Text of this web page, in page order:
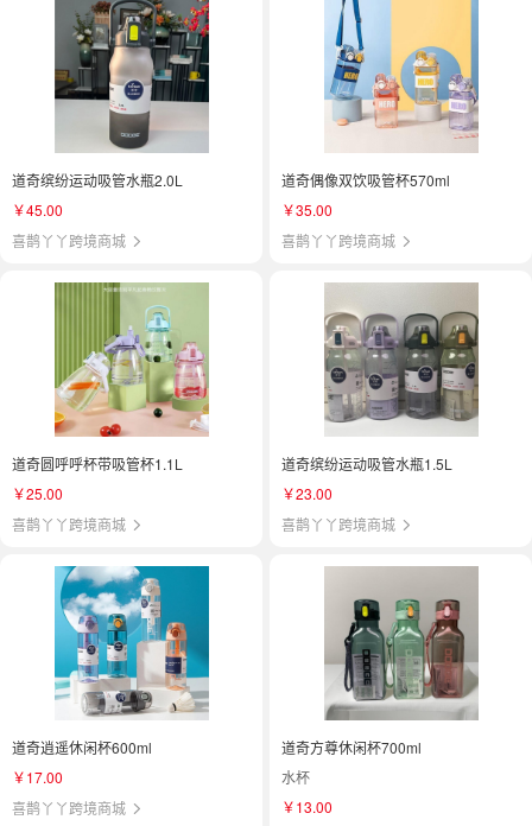
道奇缤纷运动吸管水瓶2.0L
￥45.00
喜鹊丫丫跨境商城
道奇偶像双饮吸管杯570ml
￥35.00
喜鹊丫丫跨境商城
道奇圆呼呼杯带吸管杯1.1L
￥25.00
喜鹊丫丫跨境商城
道奇缤纷运动吸管水瓶1.5L
￥23.00
喜鹊丫丫跨境商城
道奇逍遥休闲杯600ml
￥17.00
喜鹊丫丫跨境商城
道奇方尊休闲杯700ml
水杯
￥13.00